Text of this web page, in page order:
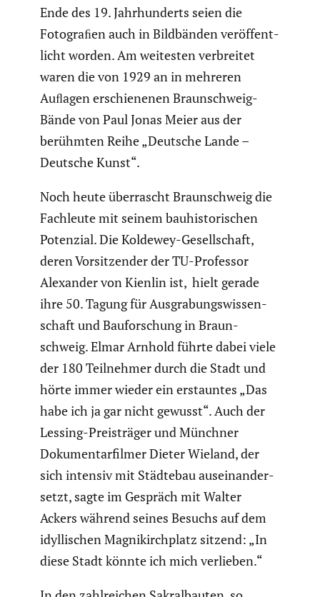
Ende des 19. Jahrhun­derts seien die
Fotograﬁen auch in Bildbänden veröf­fent­
licht worden. Am weitesten verbreitet
waren die von 1929 an in mehreren
Auﬂagen erschie­nenen Braun­schweig-
Bände von Paul Jonas Meier aus der
berühmten Reihe „Deutsche Lande –
Deutsche Kunst“.
Noch heute überrascht Braun­schweig die
Fachleute mit seinem bauhis­to­ri­schen
Potenzial. Die Koldewey-Gesell­schaft,
deren Vorsit­zender der TU-Professor
Alexander von Kienlin ist, hielt gerade
ihre 50. Tagung für Ausgra­bungs­wis­sen­
schaft und Baufor­schung in Braun­
schweig. Elmar Arnhold führte dabei viele
der 180 Teilnehmer durch die Stadt und
hörte immer wieder ein erstauntes „Das
habe ich ja gar nicht gewusst“. Auch der
Lessing-Preis­träger und Münchner
Dokumen­tar­filmer Dieter Wieland, der
sich intensiv mit Städtebau ausein­an­der­
setzt, sagte im Gespräch mit Walter
Ackers während seines Besuchs auf dem
idylli­schen Magni­kirch­platz sitzend: „In
diese Stadt könnte ich mich verlieben.“